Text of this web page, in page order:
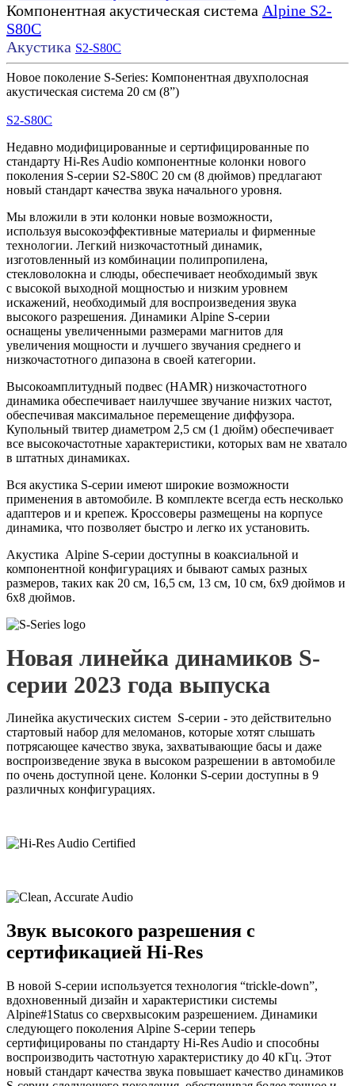
Компонентная акустическая система Alpine S2-
S80C
Акустика S2-S80C
Новое поколение S-Series: Компонентная двухполосная
акустическая система 20 см (8”)
S2-S80C
Недавно модифицированные и сертифицированные по
стандарту Hi-Res Audio компонентные колонки нового
поколения S-серии S2-S80C 20 см (8 дюймов) предлагают
новый стандарт качества звука начального уровня.
Мы вложили в эти колонки новые возможности,
используя высокоэффективные материалы и фирменные
технологии. Легкий низкочастотный динамик,
изготовленный из комбинации полипропилена,
стекловолокна и слюды, обеспечивает необходимый звук
с высокой выходной мощностью и низким уровнем
искажений, необходимый для воспроизведения звука
высокого разрешения. Динамики Alpine S-серии
оснащены увеличенными размерами магнитов для
увеличения мощности и лучшего звучания среднего и
низкочастотного дипазона в своей категории.
Высокоамплитудный подвес (HAMR) низкочастотного
динамика обеспечивает наилучшее звучание низких частот,
обеспечивая максимальное перемещение диффузора.
Купольный твитер диаметром 2,5 см (1 дюйм) обеспечивает
все высокочастотные характеристики, которых вам не хватало
в штатных динамиках.
Вся акустика S-серии имеют широкие возможности
применения в автомобиле. В комплекте всегда есть несколько
адаптеров и и крепеж. Кроссоверы размещены на корпусе
динамика, что позволяет быстро и легко их установить.
Акустика Alpine S-серии доступны в коаксиальной и
компонентной конфигурациях и бывают самых разных
размеров, таких как 20 см, 16,5 см, 13 см, 10 см, 6x9 дюймов и
6x8 дюймов.
Новая линейка динамиков S-
серии 2023 года выпуска
Линейка акустических систем S-серии - это действительно
стартовый набор для меломанов, которые хотят слышать
потрясающее качество звука, захватывающие басы и даже
воспроизведение звука в высоком разрешении в автомобиле
по очень доступной цене. Колонки S-серии доступны в 9
различных конфигурациях.
Звук высокого разрешения с
сертификацией Hi-Res
В новой S-серии используется технология “trickle-down”,
вдохновенный дизайн и характеристики системы
Alpine#1Status со сверхвысоким разрешением. Динамики
следующего поколения Alpine S-серии теперь
сертифицированы по стандарту Hi-Res Audio и способны
воспроизводить частотную характеристику до 40 кГц. Этот
новый стандарт качества звука повышает качество динамиков